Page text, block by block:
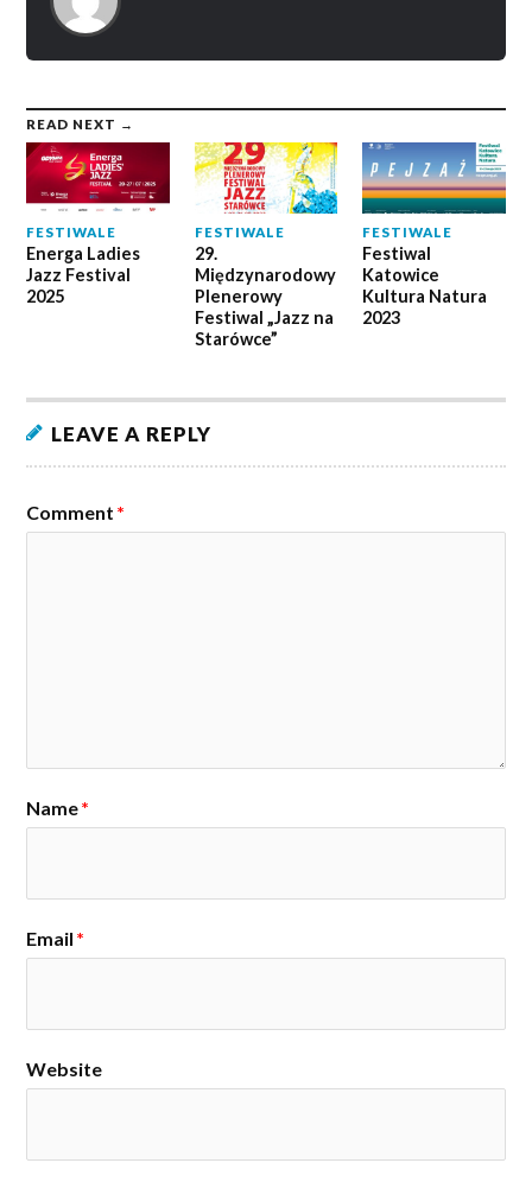
READ NEXT →
FESTIWALE
Energa Ladies
Jazz Festival
2025
FESTIWALE
29.
Międzynarodowy
Plenerowy
Festiwal „Jazz na
Starówce”
FESTIWALE
Festiwal
Katowice
Kultura Natura
2023
LEAVE A REPLY
Comment *
Name*
Email *
Website